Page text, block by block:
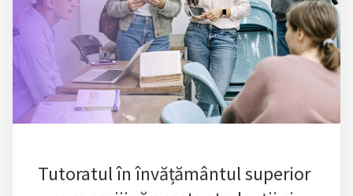
Tutoratul în învățământul superior